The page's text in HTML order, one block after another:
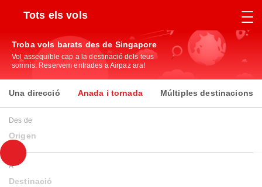
Tots els vols
Troba vols barats des de Singapore
Vol assequible cap a la destinació dels teus
somnis. Reservem entrades a Airpaz ara!
Una direcció Anada i tornada Múltiples destinacions
Des de
Origen
A
Destinació